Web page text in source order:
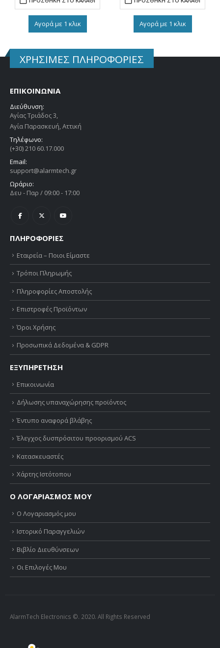
Αγορά με 1 κλικ Αγορά με 1 κλικ
ΧΡΗΣΙΜΕΣ ΠΛΗΡΟΦΟΡΙΕΣ
ΕΠΙΚΟΙΝΩΝΙΑ
Διεύθυνση:
Αγίας Τριάδος 3,
Αγία Παρασκευή, Αττική
Τηλέφωνο:
(+30) 210 60.17.000
Email:
support@alarmtech.gr
Ωράριο:
Δευ - Παρ / 09:00 - 17:00
ΠΛΗΡΟΦΟΡΙΕΣ
Εταιρεία – Ποιοι Είμαστε
Τρόποι Πληρωμής
Πληροφορίες Αποστολής
Επιστροφές Προϊόντων
Όροι Χρήσης
Προσωπικά Δεδομένα & GDPR
ΕΞΥΠΗΡΕΤΗΣΗ
Επικοινωνία
Δήλωσης υπαναχώρησης προϊόντος
Έντυπο αναφορά βλάβης
Έλεγχος δυσπρόσιτου προορισμού ACS
Κατασκευαστές
Χάρτης Ιστότοπου
Ο ΛΟΓΑΡΙΑΣΜΟΣ ΜΟΥ
Ο Λογαριασμός μου
Ιστορικό Παραγγελιών
Βιβλίο Διευθύνσεων
Οι Επιλογές Μου
AlarmTech Electronics ©. 2020. All Rights Reserved